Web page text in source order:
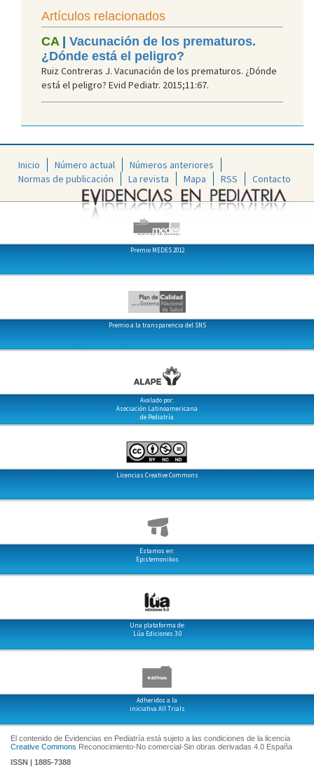
Artículos relacionados
CA | Vacunación de los prematuros.
¿Dónde está el peligro?
Ruiz Contreras J. Vacunación de los prematuros. ¿Dónde
está el peligro? Evid Pediatr. 2015;11:67.
Inicio Número actual
Números anteriores
Normas de publicación
La revista Mapa RSS Contacto
Premio MEDES 2012
Premio a la transparencia del SNS
Avalado por:
Asociación Latinoamericana
de Pediatría
Licencias Creative Commons
Estamos en:
Epistemonikos
Una plataforma de:
Lúa Ediciones 3.0
Adheridos a la
iniciativa All Trials
El contenido de Evidencias en Pediatría está sujeto a las condiciones de la licencia
Creative Commons Reconocimiento-No comercial-Sin obras derivadas 4.0 España
ISSN | 1885-7388